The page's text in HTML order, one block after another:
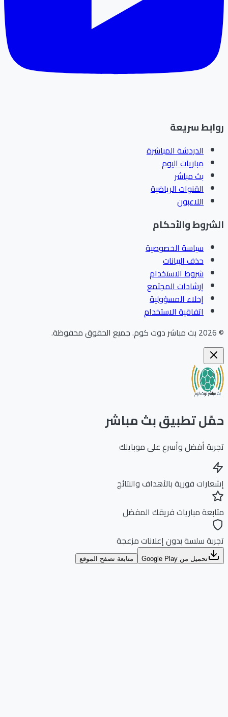
سريعة
الدردشة المباشرة
مباريات اليوم
بث مباشر
القنوات الرياضية
اللاعبون
والأحكام
سياسة الخصوصية
حذف البيانات
شروط الاستخدام
إرشادات المجتمع
إخلاء المسؤولية
اتفاقية الاستخدام
بث مباشر دوت كوم.جميع الحقوق محفوظة.
تطبيق بث مباشر
أفضل وأسرع على موبايلك
فورية بالأهداف والنتائج
مباريات فريقك المفضل
سلسة بدون إعلانات مزعجة
تحميل من Google Play متابعة تصفح الموقع